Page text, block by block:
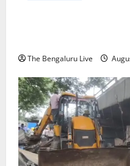
The Bengaluru Live